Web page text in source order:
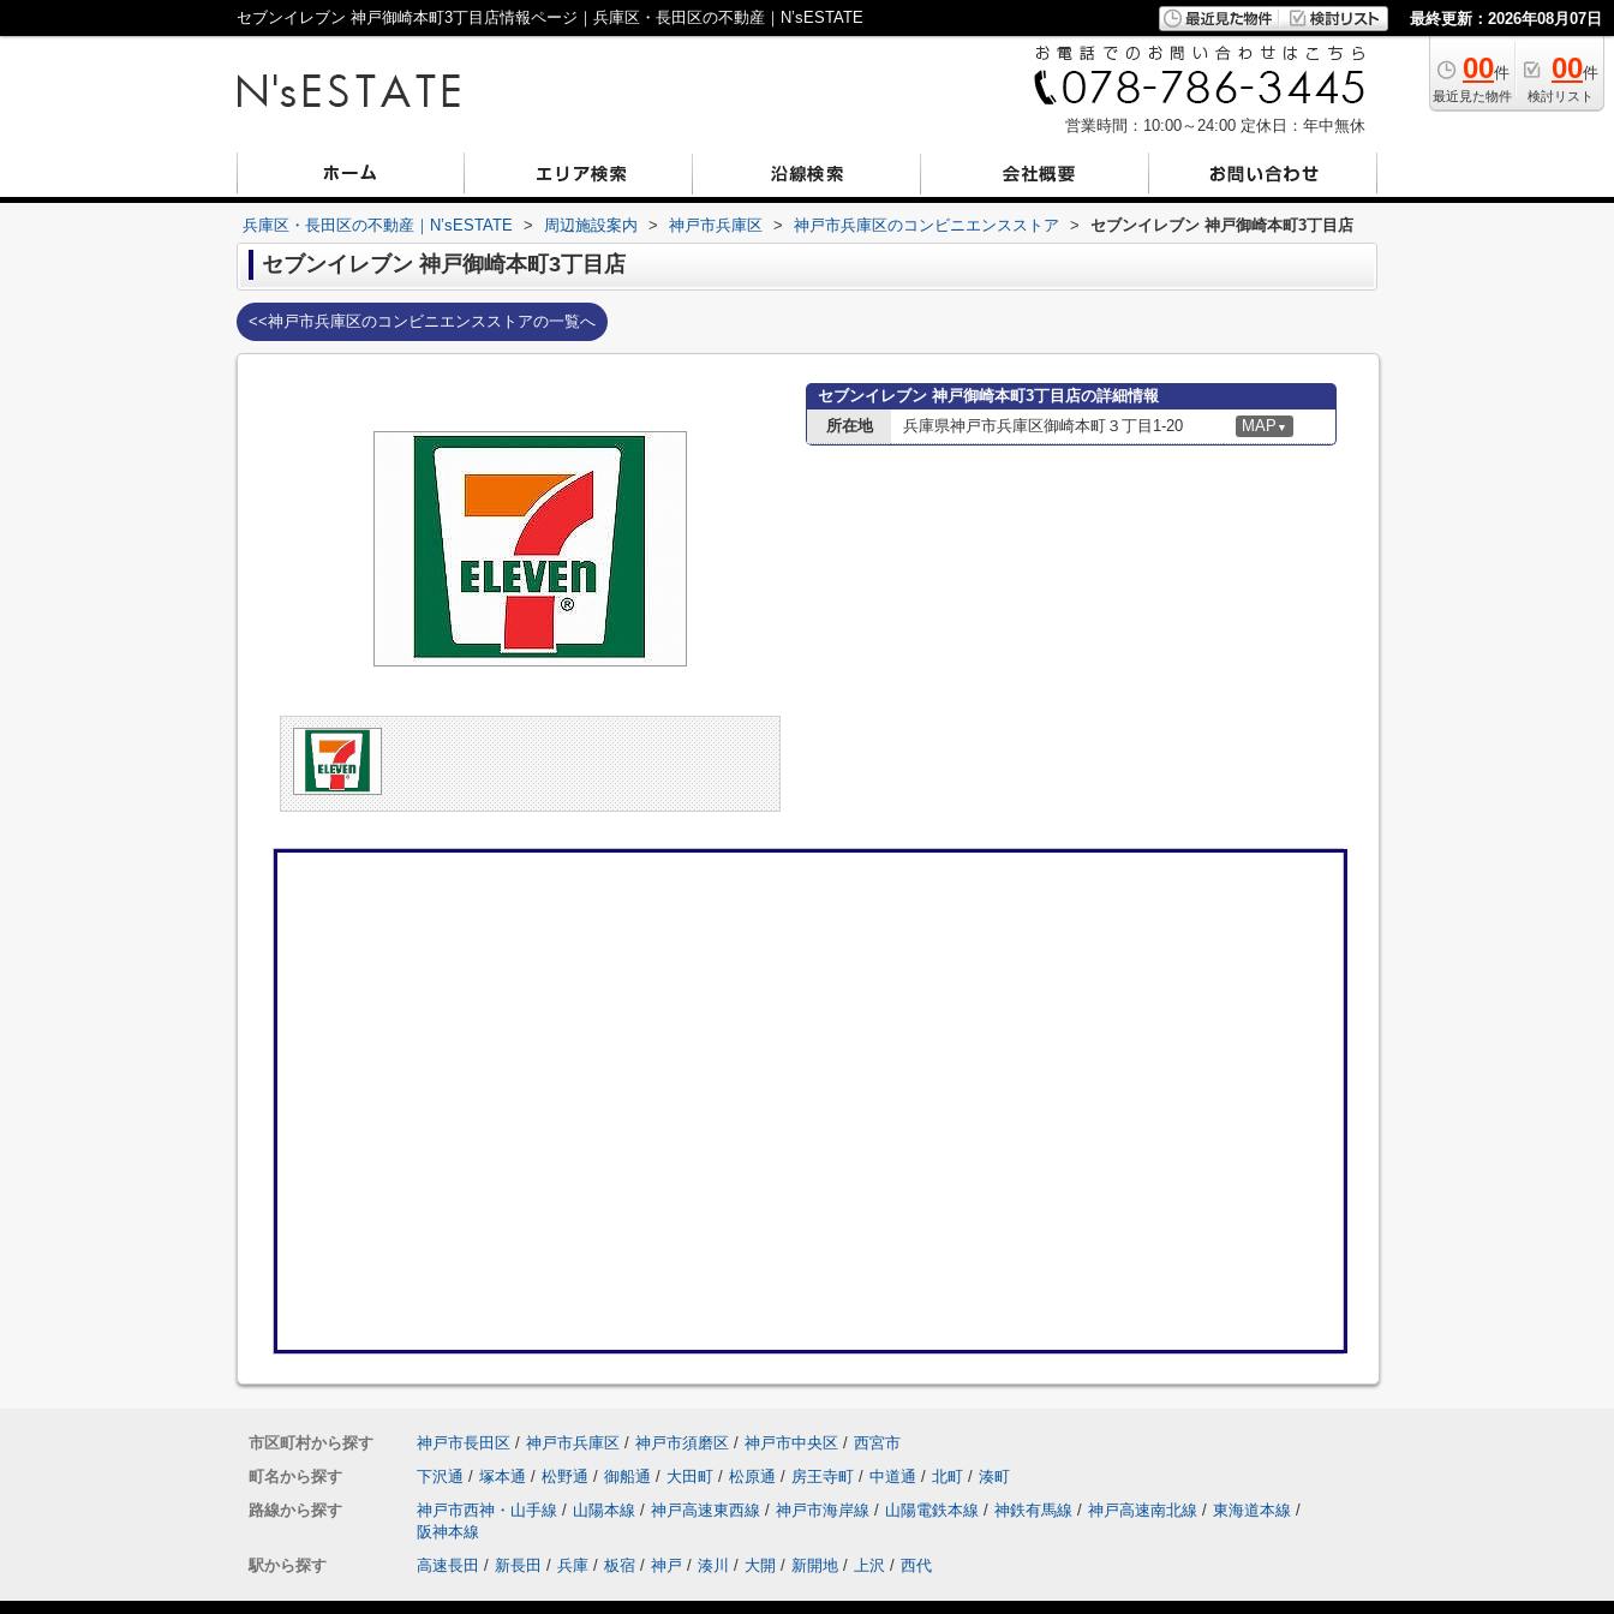
セブンイレブン 神戸御崎本町3丁目店情報ページ｜兵庫区・長田区の不動産｜N’sESTATE 最終更新：2026年08月07日
00件
最近見た物件
00件
検討リスト
営業時間：10:00～24:00 定休日：年中無休
兵庫区・長田区の不動産｜N’sESTATE > 周辺施設案内 > 神戸市兵庫区 > 神戸市兵庫区のコンビニエンスストア > セブンイレブン 神戸御崎本町3丁目店
セブンイレブン 神戸御崎本町3丁目店
<<神戸市兵庫区のコンビニエンスストアの一覧へ
セブンイレブン 神戸御崎本町3丁目店の詳細情報
所在地
兵庫県神戸市兵庫区御崎本町３丁目1-20 MAP ▼
市区町村から探す 神戸市長田区 / 神戸市兵庫区 / 神戸市須磨区 / 神戸市中央区 / 西宮市
町名から探す
下沢通 / 塚本通 / 松野通 / 御船通 / 大田町 / 松原通 / 房王寺町 / 中道通 / 北町 / 湊町
路線から探す
神戸市西神・山手線 / 山陽本線 / 神戸高速東西線 / 神戸市海岸線 / 山陽電鉄本線 / 神鉄有馬線 / 神戸高速南北線 / 東海道本線 /
阪神本線
駅から探す
高速長田 / 新長田 / 兵庫 / 板宿 / 神戸 / 湊川 / 大開 / 新開地 / 上沢 / 西代